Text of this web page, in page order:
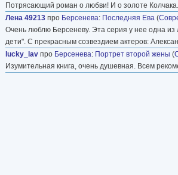
Потрясающий роман о любви! И о золоте
Лена 49213 про Берсенева: Последняя Ева (
Очень люблю Берсеневу. Эта серия у нее одна
дети". С прекрасным созвездием актеров:
lucky_lav про Берсенева: Портрет второй жены (
Изумительная книга, очень душевная. Всем